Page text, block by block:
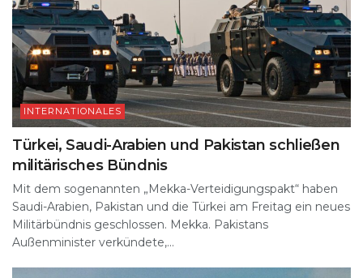
INTERNATIONALES
Türkei, Saudi-Arabien und Pakistan schließen
militärisches Bündnis
Mit dem sogenannten „Mekka-Verteidigungspakt“ haben
Saudi-Arabien, Pakistan und die Türkei am Freitag ein neues
Militärbündnis geschlossen. Mekka. Pakistans
Außenminister verkündete,...